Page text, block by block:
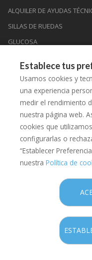
ALQUILER DE AYUDAS
SILLAS DE RUEDAS
GLUCOSA
ASESORAMIENTO
CHARLAS PREMAMÁ
HERBORISTERÍA Y
Copyright © 2026
- Farmaoffice
Política de privacidad
Política de cookies
Establece tus
Usamos cookies y
una experiencia
medir el rendimiento
nuestra página web.
cookies que
configurarlas o
“Establecer
nuestra Política de